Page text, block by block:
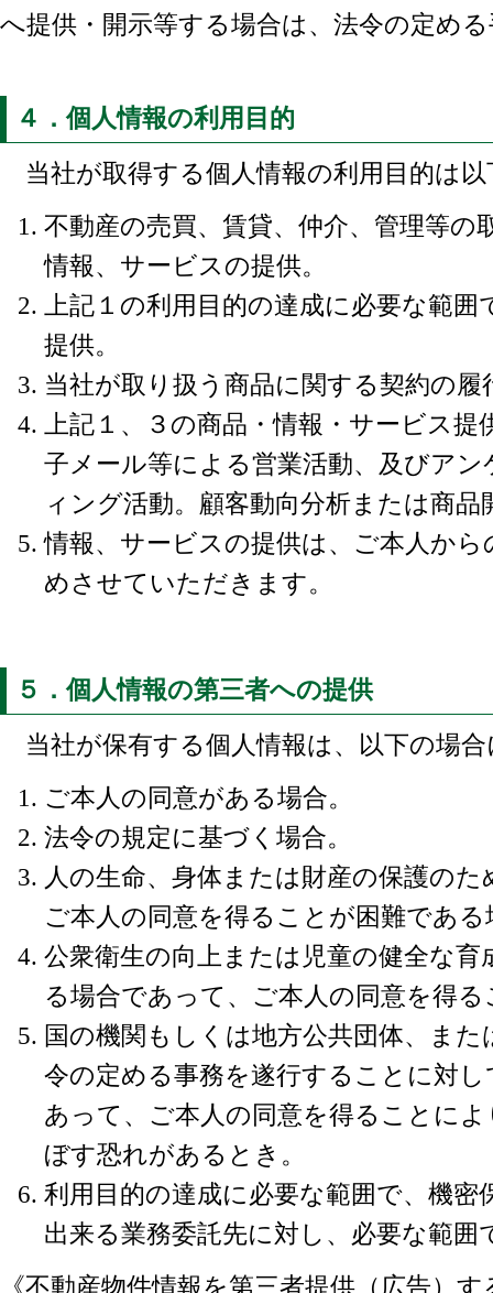
へ提供・開示等する場合は、法令の定め
４．個人情報の利用目的
当社が取得する個人情報の利用目的は
不動産の売買、賃貸、仲介、管理等の
情報、サービスの提供。
上記１の利用目的の達成に必要な範囲
提供。
当社が取り扱う商品に関する契約の
上記１、３の商品・情報・サービス提
子メール等による営業活動、及びア
ィング活動。顧客動向分析または商品
情報、サービスの提供は、ご本人か
めさせていただきます。
５．個人情報の第三者への提供
当社が保有する個人情報は、以下の場
ご本人の同意がある場合。
法令の規定に基づく場合。
人の生命、身体または財産の保護の
ご本人の同意を得ることが困難である
公衆衛生の向上または児童の健全な
る場合であって、ご本人の同意を得
国の機関もしくは地方公共団体、ま
令の定める事務を遂行することに対
あって、ご本人の同意を得ることに
ぼす恐れがあるとき。
利用目的の達成に必要な範囲で、機密
出来る業務委託先に対し、必要な範囲
《不動産物件情報を第三者提供（広告）す